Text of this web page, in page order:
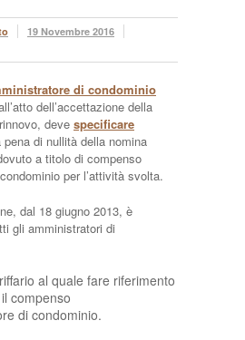
19 Novembre 2016
dell’accettazione della
deve specificare
pena di nullità della nomina
a titolo di compenso
per l’attività svolta.
dal 18 giugno 2013, è
gli amministratori di
al quale fare riferimento
compenso
di condominio.